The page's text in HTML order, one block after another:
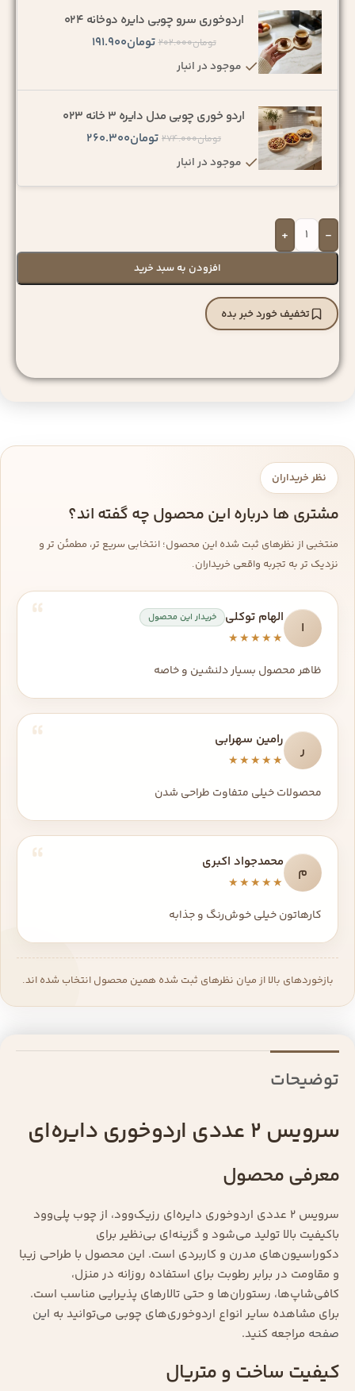
اردوخوری سرو چوبی دایره دوخانه 024
تومان202.000 تومان191.900
موجود در انبار
اردو خوری چوبی مدل دایره 3 خانه 023
تومان274.000 تومان260.300
موجود در انبار
-
+
افزودن به سبد خرید
تخفیف خورد خبر بده
نظر خریداران
مشتری ها درباره این محصول چه گفته اند؟
منتخبی از نظرهای ثبت شده این محصول؛ انتخابی سریع تر، مطمئن تر و
نزدیک تر به تجربه واقعی خریداران.
ا
الهام توکلی خریدار این محصول
★★★★★
ظاهر محصول بسیار دلنشین و خاصه
ر
رامین سهرابی
★★★★★
محصولات خیلی متفاوت طراحی شدن
م
محمدجواد اکبری
★★★★★
کارهاتون خیلی خوش‌رنگ و جذابه
بازخوردهای بالا از میان نظرهای ثبت شده همین محصول انتخاب شده اند.
توضیحات
سرویس ۲ عددی اردوخوری دایره‌ای
معرفی محصول
سرویس ۲ عددی اردوخوری دایره‌ای رزیک‌وود، از چوب پلی‌وود
باکیفیت بالا تولید می‌شود و گزینه‌ای بی‌نظیر برای
دکوراسیون‌های مدرن و کاربردی است. این محصول با طراحی زیبا
و مقاومت در برابر رطوبت برای استفاده روزانه در منزل،
کافی‌شاپ‌ها، رستوران‌ها و حتی تالارهای پذیرایی مناسب است.
برای مشاهده سایر انواع اردوخوری‌های چوبی می‌توانید به این
صفحه مراجعه کنید.
کیفیت ساخت و متریال